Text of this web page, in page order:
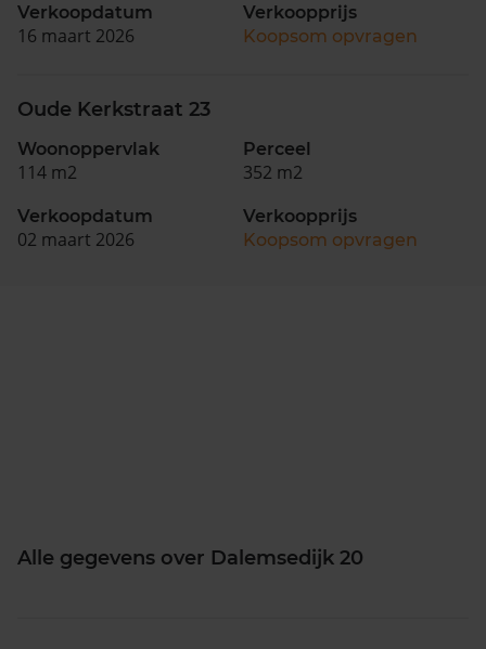
Verkoopdatum
16 maart 2026
Verkoopprijs
Koopsom opvragen
Oude Kerkstraat 23
Woonoppervlak
114 m2
Perceel
352 m2
Verkoopdatum
02 maart 2026
Verkoopprijs
Koopsom opvragen
Alle gegevens over Dalemsedijk 20